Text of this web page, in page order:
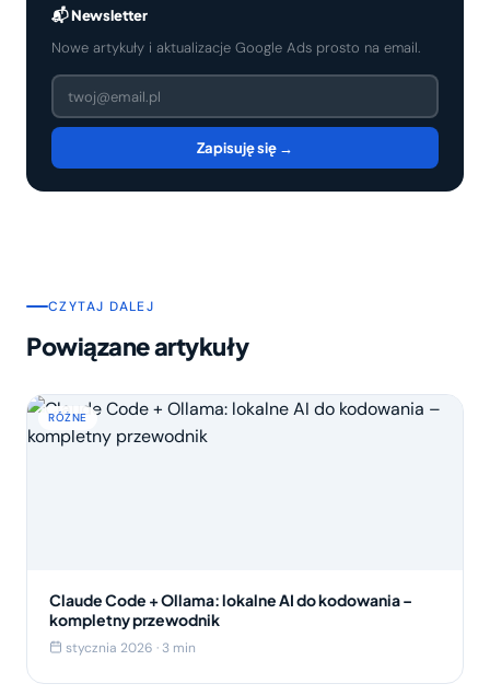
📬 Newsletter
Nowe artykuły i aktualizacje Google Ads prosto na email.
Zapisuję się →
CZYTAJ DALEJ
Powiązane artykuły
RÓŻNE
Claude Code + Ollama: lokalne AI do kodowania –
kompletny przewodnik
stycznia 2026 · 3 min